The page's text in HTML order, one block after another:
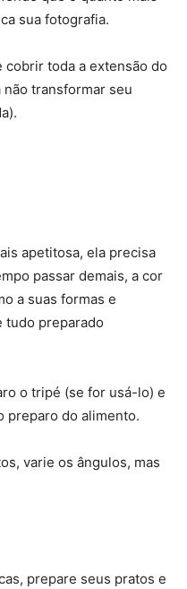
sua fotografia.
cobrir toda a extensão do
transformar seu
apetitosa, ela precisa
passar demais, a cor
a suas formas e
tudo preparado
o tripé (se for usá-lo) e
preparo do alimento.
varie os ângulos, mas
prepare seus pratos e